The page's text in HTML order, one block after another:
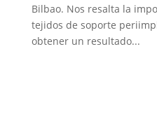
Bilbao. Nos resalta la
tejidos de soporte
obtener un resultado...